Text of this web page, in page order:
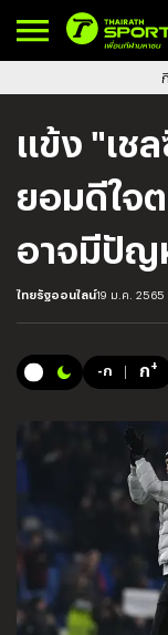
แข้ง "เช
ยอมดีใจ
อาจมีปัญ
ไทยรัฐออนไลน์19 ม.ค. 2565
-ก ก+